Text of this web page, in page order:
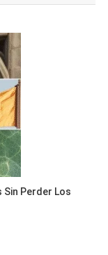
Sin Perder Los